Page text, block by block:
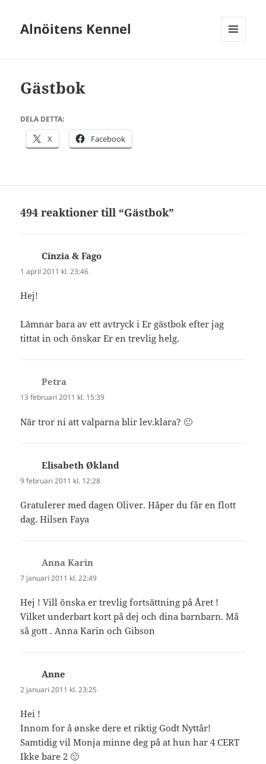
Alnöitens Kennel
Gästbok
DELA DETTA:
X Facebook
494 reaktioner till “Gästbok”
Cinzia & Fago
1 april 2011 kl. 23:46
Hej!
Lämnar bara av ett avtryck i Er gästbok efter jag
tittat in och önskar Er en trevlig helg.
Petra
13 februari 2011 kl. 15:39
När tror ni att valparna blir lev.klara? 🙂
Elisabeth Økland
9 februari 2011 kl. 12:28
Gratulerer med dagen Oliver. Håper du får en flott
dag. Hilsen Faya
Anna Karin
7 januari 2011 kl. 22:49
Hej ! Vill önska er trevlig fortsättning på Året !
Vilket underbart kort på dej och dina barnbarn. Må
så gott . Anna Karin och Gibson
Anne
2 januari 2011 kl. 23:25
Hei !
Innom for å ønske dere et riktig Godt Nyttår!
Samtidig vil Monja minne deg på at hun har 4 CERT
Ikke bare 2 🙂